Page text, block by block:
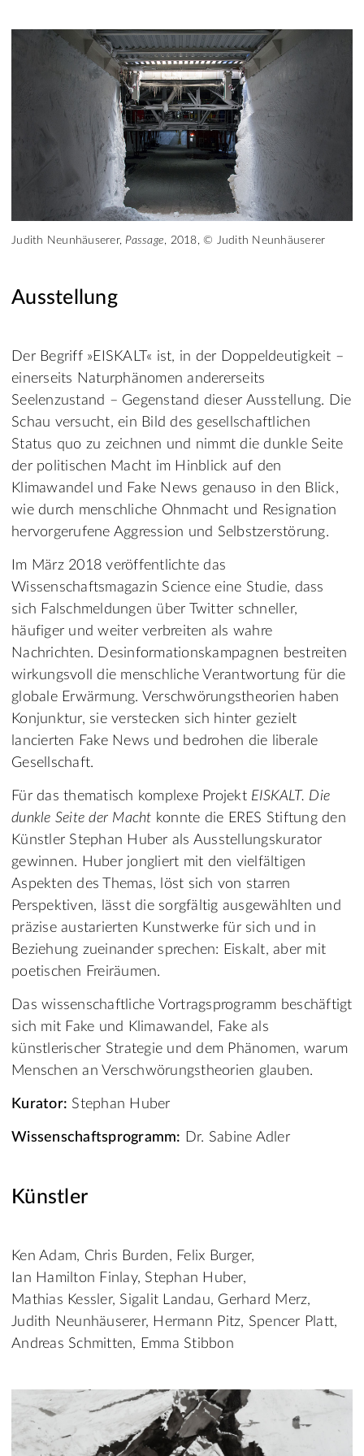
Judith Neunhäuserer, Passage, 2018, © Judith Neunhäuserer
Ausstellung
Der Begriff »EISKALT« ist, in der Doppeldeutigkeit –
einerseits Naturphänomen andererseits
Seelenzustand – Gegenstand dieser Ausstellung. Die
Schau versucht, ein Bild des gesellschaftlichen
Status quo zu zeichnen und nimmt die dunkle Seite
der politischen Macht im Hinblick auf den
Klimawandel und Fake News genauso in den Blick,
wie durch menschliche Ohnmacht und Resignation
hervorgerufene Aggression und Selbstzerstörung.
Im März 2018 veröffentlichte das
Wissenschaftsmagazin Science eine Studie, dass
sich Falschmeldungen über Twitter schneller,
häufiger und weiter verbreiten als wahre
Nachrichten. Desinformationskampagnen bestreiten
wirkungsvoll die menschliche Verantwortung für die
globale Erwärmung. Verschwörungstheorien haben
Konjunktur, sie verstecken sich hinter gezielt
lancierten Fake News und bedrohen die liberale
Gesellschaft.
Für das thematisch komplexe Projekt EISKALT. Die
dunkle Seite der Macht konnte die ERES Stiftung den
Künstler Stephan Huber als Ausstellungskurator
gewinnen. Huber jongliert mit den vielfältigen
Aspekten des Themas, löst sich von starren
Perspektiven, lässt die sorgfältig ausgewählten und
präzise austarierten Kunstwerke für sich und in
Beziehung zueinander sprechen: Eiskalt, aber mit
poetischen Freiräumen.
Das wissenschaftliche Vortragsprogramm beschäftigt
sich mit Fake und Klimawandel, Fake als
künstlerischer Strategie und dem Phänomen, warum
Menschen an Verschwörungstheorien glauben.
Kurator: Stephan Huber
Wissenschaftsprogramm: Dr. Sabine Adler
Künstler
Ken Adam, Chris Burden, Felix Burger,
Ian Hamilton Finlay, Stephan Huber,
Mathias Kessler, Sigalit Landau, Gerhard Merz,
Judith Neunhäuserer, Hermann Pitz, Spencer Platt,
Andreas Schmitten, Emma Stibbon